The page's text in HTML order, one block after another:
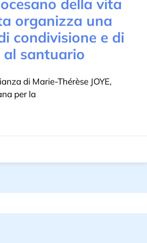
della vita
organizza una
condivisione e di
al santuario
di Marie-Thérèse JOYE,
per la